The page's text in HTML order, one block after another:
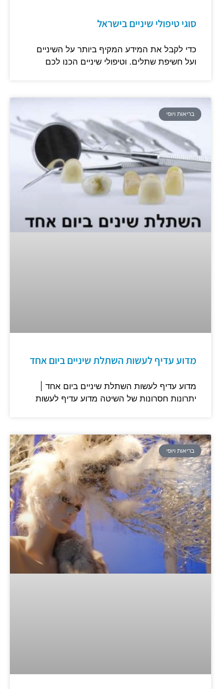
סוגי טיפולי שיניים בישראל
כדי לקבל את המידע המקיף ביותר על השיניים
ועל חשיפת שתלים. וטיפולי שיניים הכנו לכם
בריאות ויופי
מדוע עדיף לעשות השתלת שיניים ביום אחד
מדוע עדיף לעשות השתלת שיניים ביום אחד |
יתרונות חסרונות של השיטה מדוע עדיף לעשות
בריאות ויופי